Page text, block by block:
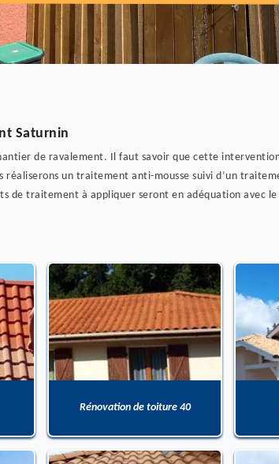
Saturnin
de ravalement. Il faut savoir que cette
un traitement anti-mousse suivi d’un
de traitement à appliquer seront en adéquation avec
Rénovation de toiture 40